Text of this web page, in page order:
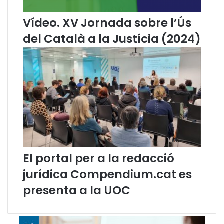
i
l
d
e
f
e
n
s
o
r
d
e
l
l
e
e
t
l
i
ü
í
s
t
i
s
,
a
Vídeo. XV Jornada sobre l’Ús
del Català a la Justícia (2024)
El portal per a la redacció
jurídica Compendium.cat es
presenta a la UOC